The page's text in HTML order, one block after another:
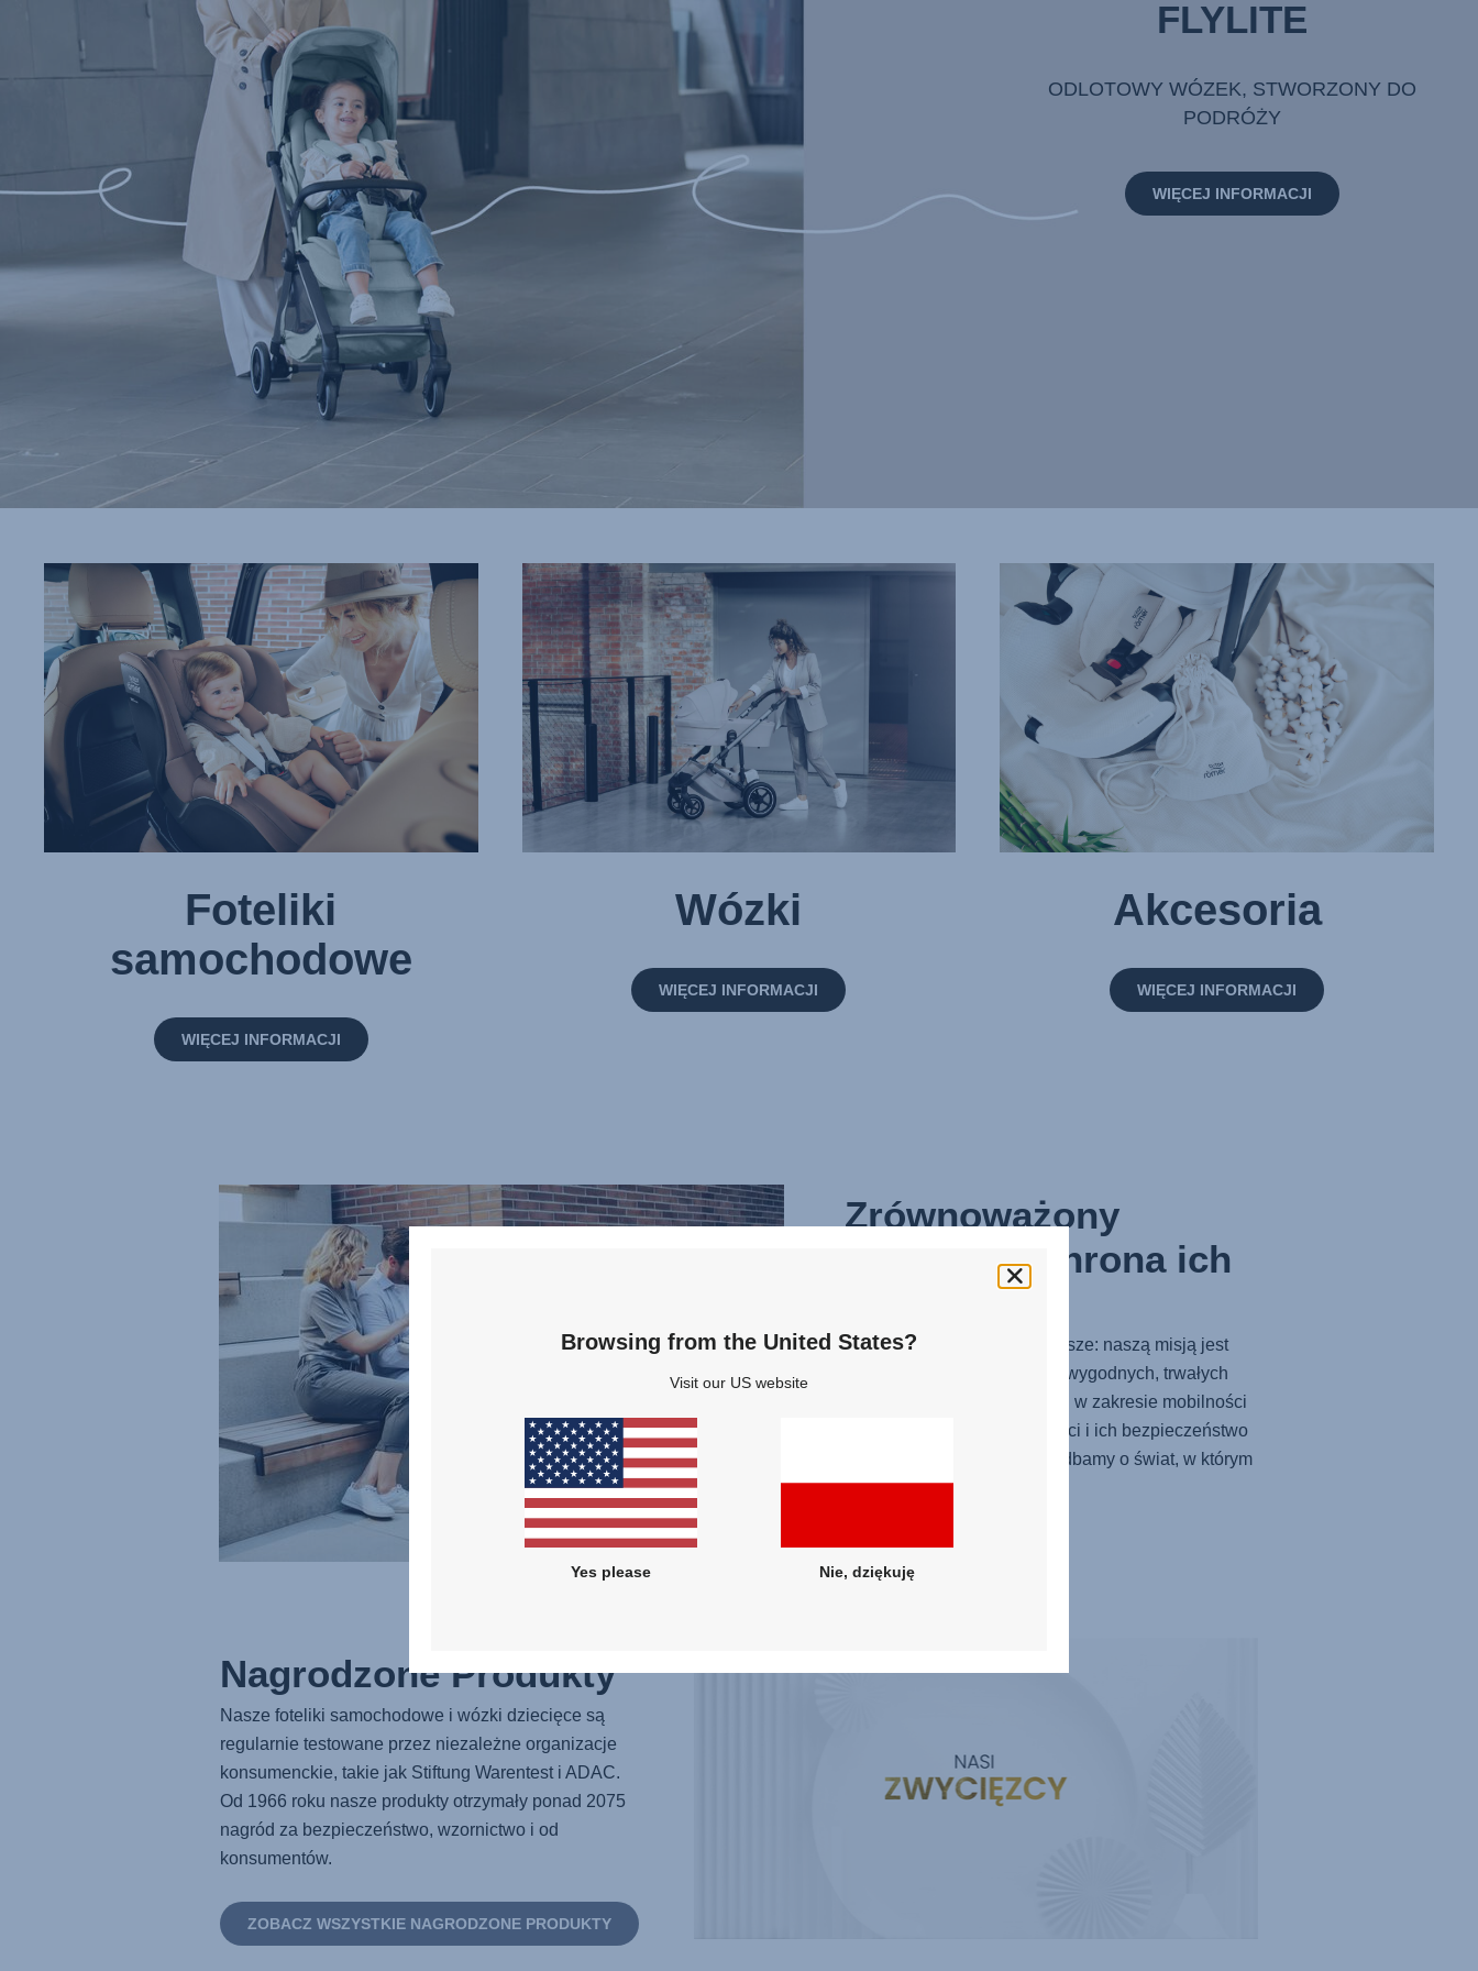
FLYLITE
ODLOTOWY WÓZEK, STWORZONY DO
PODRÓŻY
WIĘCEJ INFORMACJI
Foteliki
samochodowe
WIĘCEJ INFORMACJI
Wózki
WIĘCEJ INFORMACJI
Akcesoria
WIĘCEJ INFORMACJI
Zrównoważony
rozwój - Ochrona ich
przyszłości
Ochrona tego, co najważniejsze: naszą misją jest
dostarczanie bezpiecznych, wygodnych, trwałych
i łatwych w użyciu rozwiązań w zakresie mobilności
dzieci. Tak, jak dbamy o dzieci i ich bezpieczeństwo
na całym świecie, tak samo dbamy o świat, w którym
dorastają.
DOWIEDZ SIĘ WIĘCEJ
Nagrodzone Produkty
Nasze foteliki samochodowe i wózki dziecięce są
regularnie testowane przez niezależne organizacje
konsumenckie, takie jak Stiftung Warentest i ADAC.
Od 1966 roku nasze produkty otrzymały ponad 2075
nagród za bezpieczeństwo, wzornictwo i od
konsumentów.
ZOBACZ WSZYSTKIE NAGRODZONE PRODUKTY
Browsing from the United States?
Visit our US website
Yes please Nie, dziękuję